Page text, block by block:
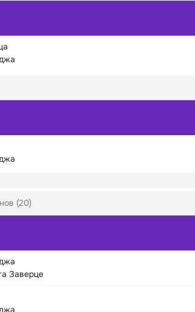
(20)
Заверце